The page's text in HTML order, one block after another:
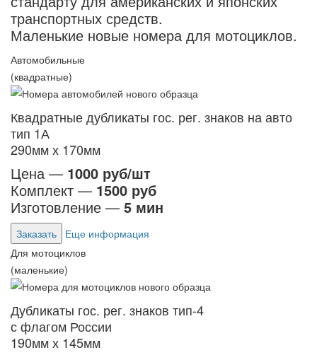
транспортных средств.
Маленькие новые номера для мотоциклов.
Автомобильные
(квадратные)
Квадратные дубликаты гос. рег. знаков на авто
тип 1А
290мм х 170мм
Цена — 1000 руб/шт
Комплект — 1500 руб
Изготовление — 5 мин
Заказать
Еще информация
Для мотоциклов
(маленькие)
Дубликаты гос. рег. знаков тип-4
с флагом России
190мм х 145мм